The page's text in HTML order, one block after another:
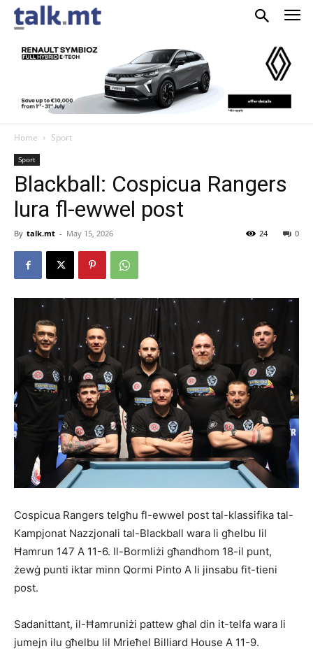
Home Sport
Sport
Blackball: Cospicua Rangers
lura fl-ewwel post
By talk.mt - May 15, 2026 0
24
Cospicua Rangers telgħu fl-ewwel post tal-klassifika tal-
Kampjonat Nazzjonali tal-Blackball wara li għelbu lil
Ħamrun 147 A 11-6. Il-Bormliżi għandhom 18-il punt,
żewġ punti iktar minn Qormi Pinto A li jinsabu fit-tieni
post.
Sadanittant, il-Ħamruniżi pattew għal din it-telfa wara li
jumejn ilu għelbu lil Mrieħel Billiard House A 11-9.